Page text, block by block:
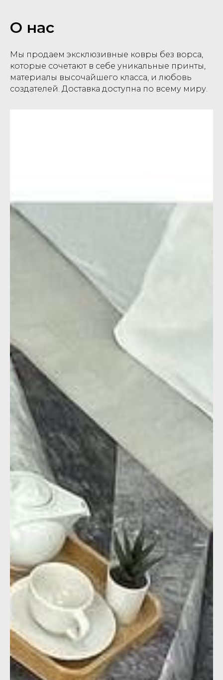
О нас
Мы продаем эксклюзивные ковры без ворса,
которые сочетают в себе уникальные принты,
материалы высочайшего класса, и любовь
создателей. Доставка доступна по всему миру.